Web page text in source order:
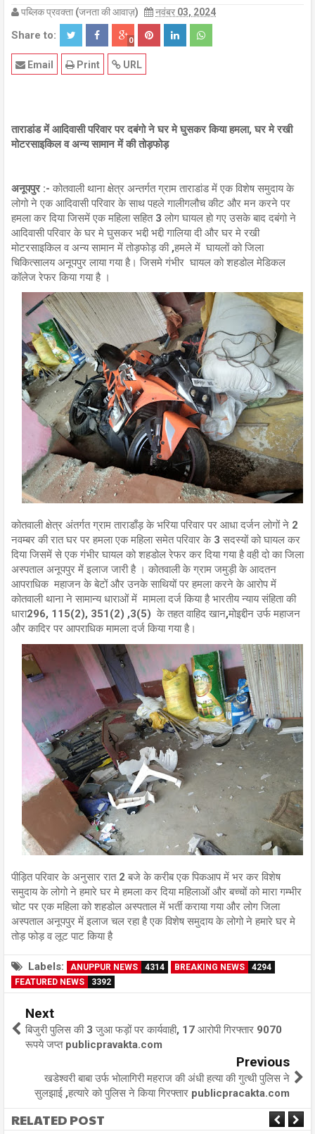
पब्लिक प्रवक्ता (जनता की आवाज़) नवंबर 03, 2024
Share to: 0
URL
Print
Email
ताराडांड में आदिवासी परिवार पर दबंगो ने घर मे घुसकर किया हमला, घर मे रखी
मोटरसाइकिल व अन्य सामान में की तोड़फोड़
अनूपपुर :- कोतवाली थाना क्षेत्र अन्तर्गत ग्राम ताराडांड में एक विशेष समुदाय के
लोगो ने एक आदिवासी परिवार के साथ पहले गालीगलौच कीट और मन करने पर
हमला कर दिया जिसमें एक महिला सहित 3 लोग घायल हो गए उसके बाद दबंगो ने
आदिवासी परिवार के घर मे घुसकर भद्दी भद्दी गालिया दी और घर मे रखी
मोटरसाइकिल व अन्य सामान में तोड़फोड़ की ,हमले में घायलों को जिला
चिकित्सालय अनूपपुर लाया गया है। जिसमे गंभीर घायल को शहडोल मेडिकल
कॉलेज रेफर किया गया है ।
कोतवाली क्षेत्र अंतर्गत ग्राम ताराडाँड़ के भरिया परिवार पर आधा दर्जन लोगों ने 2
नवम्बर की रात घर पर हमला एक महिला समेत परिवार के 3 सदस्यों को घायल कर
दिया जिसमें से एक गंभीर घायल को शहडोल रेफर कर दिया गया है वही दो का जिला
अस्पताल अनूपपुर में इलाज जारी है । कोतवाली के ग्राम जमुड़ी के आदतन
आपराधिक महाजन के बेटों और उनके साथियों पर हमला करने के आरोप में
कोतवाली थाना ने सामान्य धाराओं में मामला दर्ज किया है भारतीय न्याय संहिता की
धारा296, 115(2), 351(2) ,3(5) के तहत वाहिद खान,मोइद्दीन उर्फ महाजन
और कादिर पर आपराधिक मामला दर्ज किया गया है।
पीड़ित परिवार के अनुसार रात 2 बजे के करीब एक पिकआप में भर कर विशेष
समुदाय के लोगो ने हमारे घर मे हमला कर दिया महिलाओं और बच्चों को मारा गम्भीर
चोट पर एक महिला को शहडोल अस्पताल में भर्ती कराया गया और लोग जिला
अस्पताल अनूपपुर में इलाज चल रहा है एक विशेष समुदाय के लोगो ने हमारे घर मे
तोड़ फोड़ व लूट पाट किया है
Labels: ANUPPUR NEWS 4314 BREAKING NEWS
4294
FEATURED NEWS
3392
Next
बिजुरी पुलिस की 3 जुआ फड़ों पर कार्यवाही, 17 आरोपी गिरफ्तार 9070
रूपये जप्त publicpravakta.com
Previous
खडेश्वरी बाबा उर्फ भोलागिरी महराज की अंधी हत्या की गुत्थी पुलिस ने
सुलझाई ,हत्यारे को पुलिस ने किया गिरफ्तार publicpracakta.com
RELATED POST